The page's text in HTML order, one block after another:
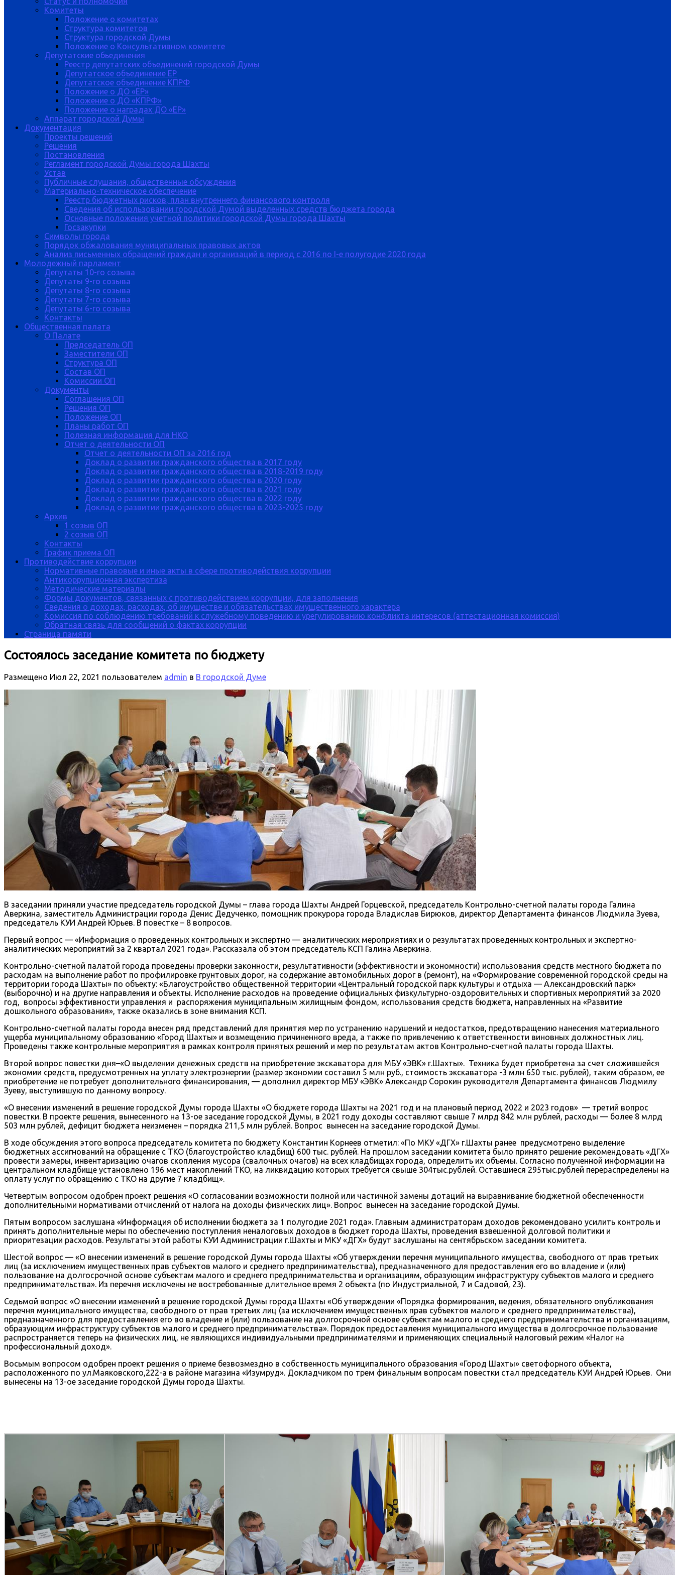
Комитеты
Положение о комитетах
Структура комитетов
Структура городской Думы
Положение о Консультативном комитете
Депутатские обьединения
Реестр депутатских объединений городской Думы
Депутатское объединение ЕР
Депутатское объединение КПРФ
Положение о ДО «ЕР»
Положение о ДО «КПРФ»
Положение о наградах ДО «ЕР»
Аппарат городской Думы
Документация
Проекты решений
Решения
Постановления
Регламент городской Думы города Шахты
Устав
Публичные слушания, общественные обсуждения
Материально-техническое обеспечение
Реестр бюджетных рисков, план внутреннего финансового контроля
Сведения об использовании городской Думой выделенных средств бюджета города
Основные положения учетной политики городской Думы города Шахты
Госзакупки
Символы города
Порядок обжалования муниципальных правовых актов
Анализ письменных обращений граждан и организаций в период с 2016 по I-е полугодие 2020 года
Молодежный парламент
Депутаты 10-го созыва
Депутаты 9-го созыва
Депутаты 8-го созыва
Депутаты 7-го созыва
Депутаты 6-го созыва
Контакты
Общественная палата
О Палате
Председатель ОП
Заместители ОП
Структура ОП
Состав ОП
Комиссии ОП
Документы
Соглашения ОП
Решения ОП
Положение ОП
Планы работ ОП
Полезная информация для НКО
Отчет о деятельности ОП
Отчет о деятельности ОП за 2016 год
Доклад о развитии гражданского общества в 2017 году
Доклад о развитии гражданского общества в 2018-2019 году
Доклад о развитии гражданского общества в 2020 году
Доклад о развитии гражданского общества в 2021 году
Доклад о развитии гражданского общества в 2022 году
Доклад о развитии гражданского общества в 2023-2025 году
Архив
1 созыв ОП
2 созыв ОП
Контакты
График приема ОП
Противодействие коррупции
Нормативные правовые и иные акты в сфере противодействия коррупции
Антикоррупционная экспертиза
Методические материалы
Формы документов, связанных с противодействием коррупции, для заполнения
Сведения о доходах, расходах, об имуществе и обязательствах имущественного характера
Комиссия по соблюдению требований к служебному поведению и урегулированию конфликта интересов (аттестационная комиссия)
Обратная связь для сообщений о фактах коррупции
Страница памяти
Состоялось заседание комитета по бюджету
Размещено Июл 22, 2021 пользователем admin в В городской Думе
В заседании приняли участие председатель городской Думы – глава города Шахты Андрей Горцевской, председатель Контрольно-счетной палаты города Галина
Аверкина, заместитель Администрации города Денис Дедученко, помощник прокурора города Владислав Бирюков, директор Департамента финансов Людмила Зуева,
председатель КУИ Андрей Юрьев. В повестке – 8 вопросов.
Первый вопрос — «Информация о проведенных контрольных и экспертно — аналитических мероприятиях и о результатах проведенных контрольных и экспертно-
аналитических мероприятий за 2 квартал 2021 года». Рассказала об этом председатель КСП Галина Аверкина.
Контрольно-счетной палатой города проведены проверки законности, результативности (эффективности и экономности) использования средств местного бюджета по
расходам на выполнение работ по профилировке грунтовых дорог, на содержание автомобильных дорог в (ремонт), на «Формирование современной городской среды на
территории города Шахты» по объекту: «Благоустройство общественной территории «Центральный городской парк культуры и отдыха — Александровский парк»
(выборочно) и на другие направления и объекты. Исполнение расходов на проведение официальных физкультурно-оздоровительных и спортивных мероприятий за 2020
год, вопросы эффективности управления и распоряжения муниципальным жилищным фондом, использования средств бюджета, направленных на «Развитие
дошкольного образования», также оказались в зоне внимания КСП.
Контрольно-счетной палаты города внесен ряд представлений для принятия мер по устранению нарушений и недостатков, предотвращению нанесения материального
ущерба муниципальному образованию «Город Шахты» и возмещению причиненного вреда, а также по привлечению к ответственности виновных должностных лиц.
Проведены также контрольные мероприятия в рамках контроля принятых решений и мер по результатам актов Контрольно-счетной палаты города Шахты.
Второй вопрос повестки дня–«О выделении денежных средств на приобретение экскаватора для МБУ «ЭВК» г.Шахты». Техника будет приобретена за счет сложившейся
экономии средств, предусмотренных на уплату электроэнергии (размер экономии составил 5 млн руб., стоимость экскаватора -3 млн 650 тыс. рублей), таким образом, ее
приобретение не потребует дополнительного финансирования, — дополнил директор МБУ «ЭВК» Александр Сорокин руководителя Департамента финансов Людмилу
Зуеву, выступившую по данному вопросу.
«О внесении изменений в решение городской Думы города Шахты «О бюджете города Шахты на 2021 год и на плановый период 2022 и 2023 годов» — третий вопрос
повестки. В проекте решения, вынесенного на 13-ое заседание городской Думы, в 2021 году доходы составляют свыше 7 млрд 842 млн рублей, расходы — более 8 млрд
503 млн рублей, дефицит бюджета неизменен – порядка 211,5 млн рублей. Вопрос вынесен на заседание городской Думы.
В ходе обсуждения этого вопроса председатель комитета по бюджету Константин Корнеев отметил: «По МКУ «ДГХ» г.Шахты ранее предусмотрено выделение
бюджетных ассигнований на обращение с ТКО (благоустройство кладбищ) 600 тыс. рублей. На прошлом заседании комитета было принято решение рекомендовать «ДГХ»
провести замеры, инвентаризацию очагов скопления мусора (свалочных очагов) на всех кладбищах города, определить их объемы. Согласно полученной информации на
центральном кладбище установлено 196 мест накоплений ТКО, на ликвидацию которых требуется свыше 304тыс.рублей. Оставшиеся 295тыс.рублей перераспределены на
оплату услуг по обращению с ТКО на другие 7 кладбищ».
Четвертым вопросом одобрен проект решения «О согласовании возможности полной или частичной замены дотаций на выравнивание бюджетной обеспеченности
дополнительными нормативами отчислений от налога на доходы физических лиц». Вопрос вынесен на заседание городской Думы.
Пятым вопросом заслушана «Информация об исполнении бюджета за 1 полугодие 2021 года». Главным администраторам доходов рекомендовано усилить контроль и
принять дополнительные меры по обеспечению поступления неналоговых доходов в бюджет города Шахты, проведения взвешенной долговой политики и
приоритезации расходов. Результаты этой работы КУИ Администрации г.Шахты и МКУ «ДГХ» будут заслушаны на сентябрьском заседании комитета.
Шестой вопрос — «О внесении изменений в решение городской Думы города Шахты «Об утверждении перечня муниципального имущества, свободного от прав третьих
лиц (за исключением имущественных прав субъектов малого и среднего предпринимательства), предназначенного для предоставления его во владение и (или)
пользование на долгосрочной основе субъектам малого и среднего предпринимательства и организациям, образующим инфраструктуру субъектов малого и среднего
предпринимательства». Из перечня исключены не востребованные длительное время 2 объекта (по Индустриальной, 7 и Садовой, 23).
Седьмой вопрос «О внесении изменений в решение городской Думы города Шахты «Об утверждении «Порядка формирования, ведения, обязательного опубликования
перечня муниципального имущества, свободного от прав третьих лиц (за исключением имущественных прав субъектов малого и среднего предпринимательства),
предназначенного для предоставления его во владение и (или) пользование на долгосрочной основе субъектам малого и среднего предпринимательства и организациям,
образующим инфраструктуру субъектов малого и среднего предпринимательства». Порядок предоставления муниципального имущества в долгосрочное пользование
распространяется теперь на физических лиц, не являющихся индивидуальными предпринимателями и применяющих специальный налоговый режим «Налог на
профессиональный доход».
Восьмым вопросом одобрен проект решения о приеме безвозмездно в собственность муниципального образования «Город Шахты» светофорного объекта,
расположенного по ул.Маяковского,222-а в районе магазина «Изумруд». Докладчиком по трем финальным вопросам повестки стал председатель КУИ Андрей Юрьев. Они
вынесены на 13-ое заседание городской Думы города Шахты.